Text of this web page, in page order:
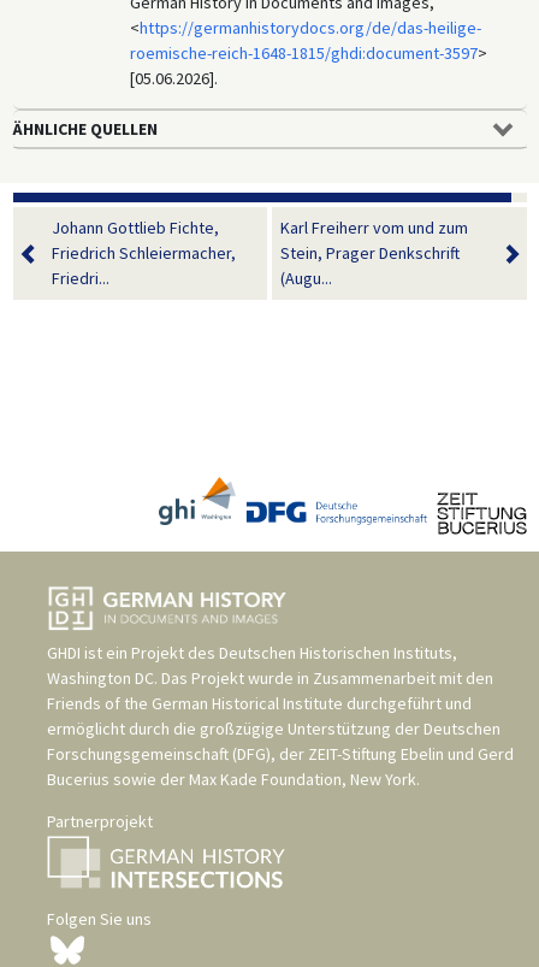
<https://germanhistorydocs.org/de/das-heilige-
roemische-reich-1648-1815/ghdi:document-3597>
[05.06.2026].
ÄHNLICHE QUELLEN
Johann Gottlieb Fichte,
Friedrich Schleiermacher,
Friedri...
Karl Freiherr vom und zum
Stein, Prager Denkschrift
(Augu...
GHDI ist ein Projekt des Deutschen Historischen Instituts,
Washington DC. Das Projekt wurde in Zusammenarbeit mit den
Friends of the German Historical Institute durchgeführt und
ermöglicht durch die großzügige Unterstützung der Deutschen
Forschungsgemeinschaft (DFG), der ZEIT-Stiftung Ebelin und Gerd
Bucerius sowie der Max Kade Foundation, New York.
Partnerprojekt
Folgen Sie uns